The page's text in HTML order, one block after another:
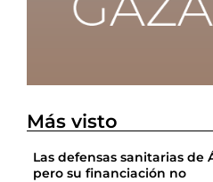
Más visto
Las defensas sanitarias de
pero su financiación no